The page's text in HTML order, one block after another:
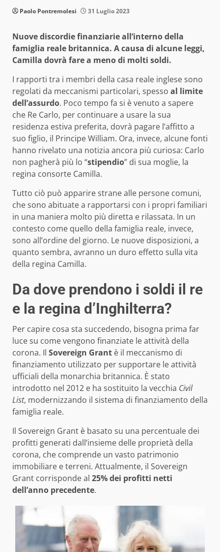
Paolo Pontremolesi 31 Luglio 2023
Nuove discordie finanziarie all’interno della
famiglia reale britannica. A causa di alcune leggi,
Camilla dovrà fare a meno di molti soldi.
I rapporti tra i membri della casa reale inglese sono
regolati da meccanismi particolari, spesso al limite
dell’assurdo. Poco tempo fa si è venuto a sapere
che Re Carlo, per continuare a usare la sua
residenza estiva preferita, dovrà pagare l’affitto a
suo figlio, il Principe William. Ora, invece, alcune fonti
hanno rivelato una notizia ancora più curiosa: Carlo
non pagherà più lo “stipendio” di sua moglie, la
regina consorte Camilla.
Tutto ciò può apparire strane alle persone comuni,
che sono abituate a rapportarsi con i propri familiari
in una maniera molto più diretta e rilassata. In un
contesto come quello della famiglia reale, invece,
sono all’ordine del giorno. Le nuove disposizioni, a
quanto sembra, avranno un duro effetto sulla vita
della regina Camilla.
Da dove prendono i soldi il re
e la regina d’Inghilterra?
Per capire cosa sta succedendo, bisogna prima far
luce su come vengono finanziate le attività della
corona. Il Sovereign Grant è il meccanismo di
finanziamento utilizzato per supportare le attività
ufficiali della monarchia britannica. È stato
introdotto nel 2012 e ha sostituito la vecchia Civil
List, modernizzando il sistema di finanziamento della
famiglia reale.
Il Sovereign Grant è basato su una percentuale dei
profitti generati dall’insieme delle proprietà della
corona, che comprende un vasto patrimonio
immobiliare e terreni. Attualmente, il Sovereign
Grant corrisponde al 25% dei profitti netti
dell’anno precedente.